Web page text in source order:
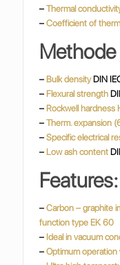
–Thermal
– Coefficient of
– Bulk density DIN
– Flexural strength
– Rockwell hardness
–Therm. expansion
–Specific electrical
– Low ash content
Features:
– Carbon – graphite
function type EK 60
– Ideal in vacuum
–Optimum operation